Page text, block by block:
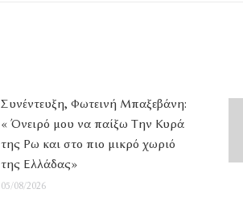
Συνέντευξη, Φωτεινή Μπαξεβάνη:
« Όνειρό μου να παίξω Την Κυρά
της Ρω και στο πιο μικρό χωριό
της Ελλάδας»
05/08/2026